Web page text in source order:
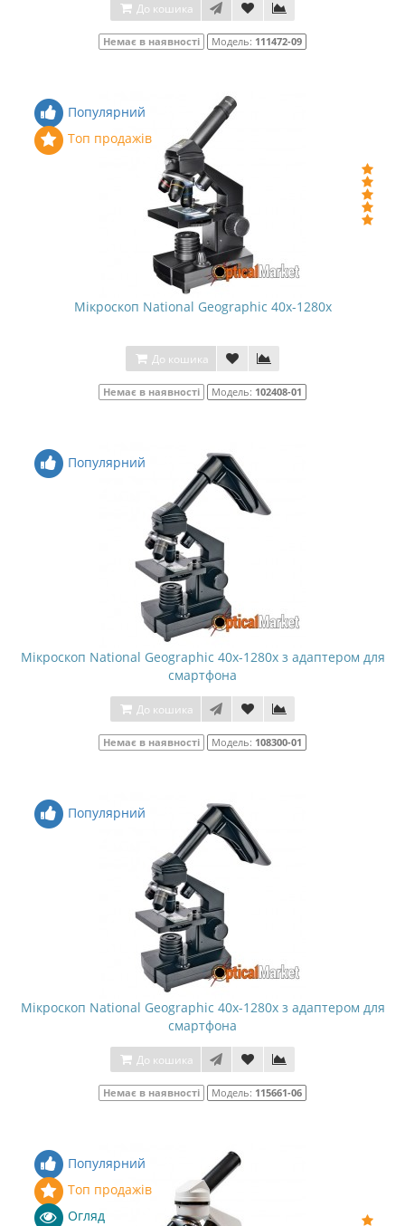
До кошика
Немає в наявності Модель: 111472-09
Популярний
Топ продажів
Мікроскоп National Geographic 40x-1280x
До кошика
Немає в наявності Модель: 102408-01
Популярний
Мікроскоп National Geographic 40x-1280x з адаптером для
смартфона
До кошика
Немає в наявності Модель: 108300-01
Популярний
Мікроскоп National Geographic 40x-1280x з адаптером для
смартфона
До кошика
Немає в наявності Модель: 115661-06
Популярний
Топ продажів
Огляд